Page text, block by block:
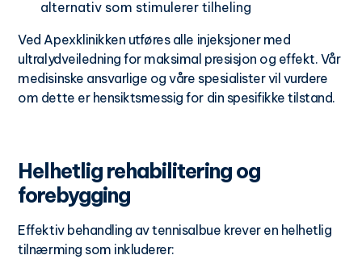
alternativ som stimulerer tilheling
Ved Apexklinikken utføres alle injeksjoner med
ultralydveiledning for maksimal presisjon og effekt. Vår
medisinske ansvarlige og våre spesialister vil vurdere
om dette er hensiktsmessig for din spesifikke tilstand.
Helhetlig rehabilitering og
forebygging
Effektiv behandling av tennisalbue krever en helhetlig
tilnærming som inkluderer: